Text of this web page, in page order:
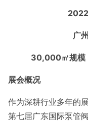
2022
广
30,000㎡规模
展会概况
作为深耕行业多年的
第七届广东国际泵管